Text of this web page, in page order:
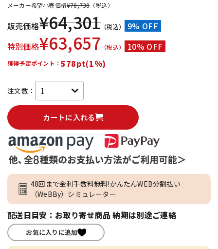
メーカー希望小売価格¥70,730 （税込）
販売価格¥64,301 （税込）
9% OFF
特別価格¥63,657 （税込） 10% OFF
獲得予定ポイント： 578pt(1%)
注文数：
カートに入れる
48回まで金利手数料無料!かんたんWEB分割払い
（WeBBy）シミュレーター
配送日目安：お取り寄せ商品 納期は別途ご連絡
お気に入りに追加